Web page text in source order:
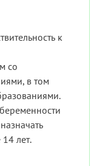
к
со
в том
лет.